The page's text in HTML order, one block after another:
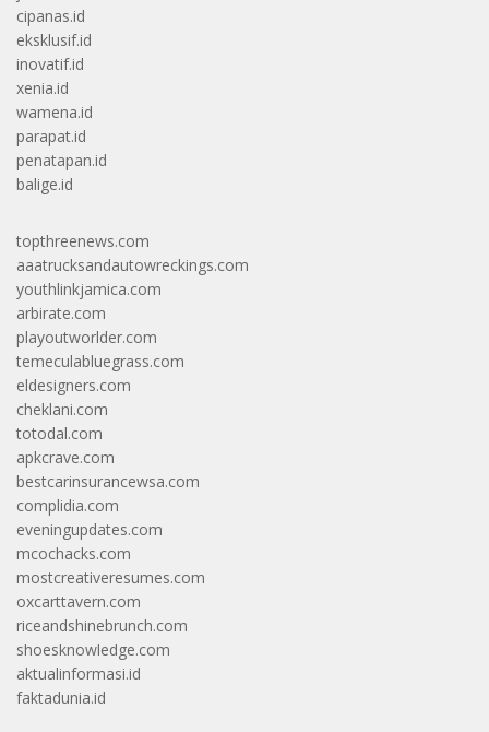
cipanas.id
eksklusif.id
inovatif.id
xenia.id
wamena.id
parapat.id
penatapan.id
balige.id
topthreenews.com
aaatrucksandautowreckings.com
youthlinkjamica.com
arbirate.com
playoutworlder.com
temeculabluegrass.com
eldesigners.com
cheklani.com
totodal.com
apkcrave.com
bestcarinsurancewsa.com
complidia.com
eveningupdates.com
mcochacks.com
mostcreativeresumes.com
oxcarttavern.com
riceandshinebrunch.com
shoesknowledge.com
aktualinformasi.id
faktadunia.id